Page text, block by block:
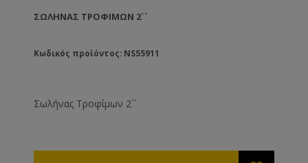
ΣΩΛΉΝΑΣ ΤΡΟΦΊΜΩΝ 2``
Κωδικός προϊόντος: NS55911
Σωλήνας Τροφίμων 2``